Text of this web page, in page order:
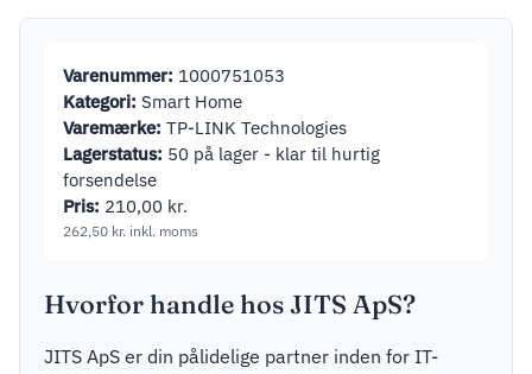
Varenummer: 1000751053
Kategori: Smart Home
Varemærke: TP-LINK Technologies
Lagerstatus: 50 på lager - klar til hurtig
forsendelse
Pris: 210,00 kr.
262,50 kr. inkl. moms
Hvorfor handle hos JITS ApS?
JITS ApS er din pålidelige partner inden for IT-